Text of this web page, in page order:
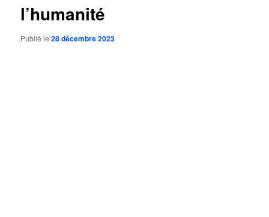
l’humanité
Publié le28 décembre 2023